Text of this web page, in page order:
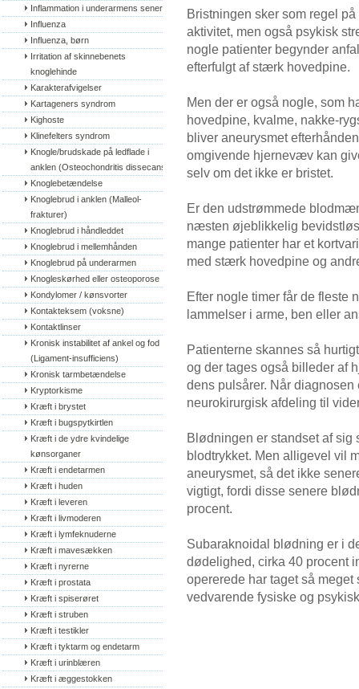
Inflammation i underarmens sener
Influenza
Influenza, børn
Irritation af skinnebenets
knoglehinde
Karakterafvigelser
Kartageners syndrom
Kighoste
Klinefelters syndrom
Knogle/brudskade på ledflade i
anklen (Osteochondritis dissecans)
Knoglebetændelse
Knoglebrud i anklen (Malleol-
frakturer)
Knoglebrud i håndleddet
Knoglebrud i mellemhånden
Knoglebrud på underarmen
Knogleskørhed eller osteoporose
Kondylomer / kønsvorter
Kontakteksem (voksne)
Kontaktlinser
Kronisk instabilitet af ankel og fod
(Ligament-insufficiens)
Kronisk tarmbetændelse
Kryptorkisme
Kræft i brystet
Kræft i bugspytkirtlen
Kræft i de ydre kvindelige
kønsorganer
Kræft i endetarmen
Kræft i huden
Kræft i leveren
Kræft i livmoderen
Kræft i lymfeknuderne
Kræft i mavesækken
Kræft i nyrerne
Kræft i prostata
Kræft i spiserøret
Kræft i struben
Kræft i testikler
Kræft i tyktarm og endetarm
Kræft i urinblæren
Kræft i æggestokken
Bristningen sker som regel
aktivitet, men også psykisk
nogle patienter begynder
efterfulgt af stærk hovedpine.
Men der er også nogle, som
hovedpine, kvalme, nakke-
bliver aneurysmet
omgivende hjernevæv kan
selv om det ikke er bristet.
Er den udstrømmede
næsten øjeblikkelig
mange patienter har et
med stærk hovedpine og
Efter nogle timer får de fleste
lammelser i arme, ben eller
Patienterne skannes så
og der tages også billeder af
dens pulsårer. Når
neurokirurgisk afdeling til
Blødningen er standset af sig
blodtrykket. Men alligevel vil
aneurysmet, så det ikke
vigtigt, fordi disse senere
procent.
Subaraknoidal blødning er i
dødelighed, cirka 40 procent
opererede har taget så
vedvarende fysiske og